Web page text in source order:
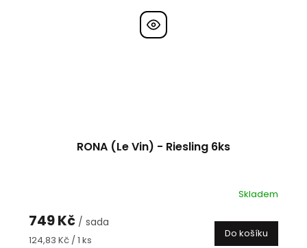
RONA (Le Vin) - Riesling 6ks
Skladem
749 Kč / sada
Měrná
124,83 Kč / 1 ks
Do košíku